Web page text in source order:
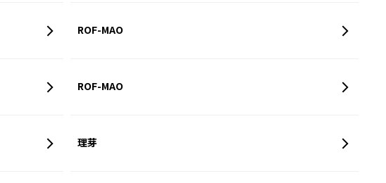
ROF-MAO
ROF-MAO
理芽